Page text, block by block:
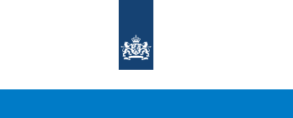
homepage
sdg.rijksoverheid.nl